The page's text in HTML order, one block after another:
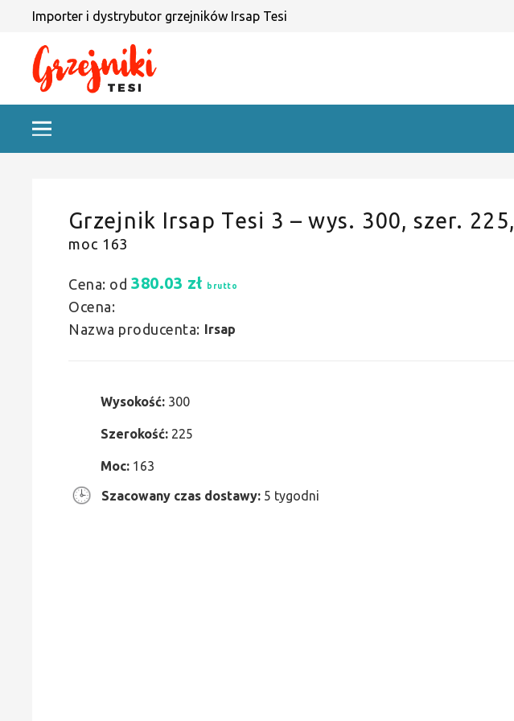
Importer i dystrybutor grzejników Irsap Tesi
Grzejnik Irsap Tesi 3 – wys. 300, szer. 225,
moc 163
Cena: od 380.03 zł brutto
Ocena:
Nazwa producenta: Irsap
Wysokość: 300
Szerokość: 225
Moc: 163
Szacowany czas dostawy: 5 tygodni